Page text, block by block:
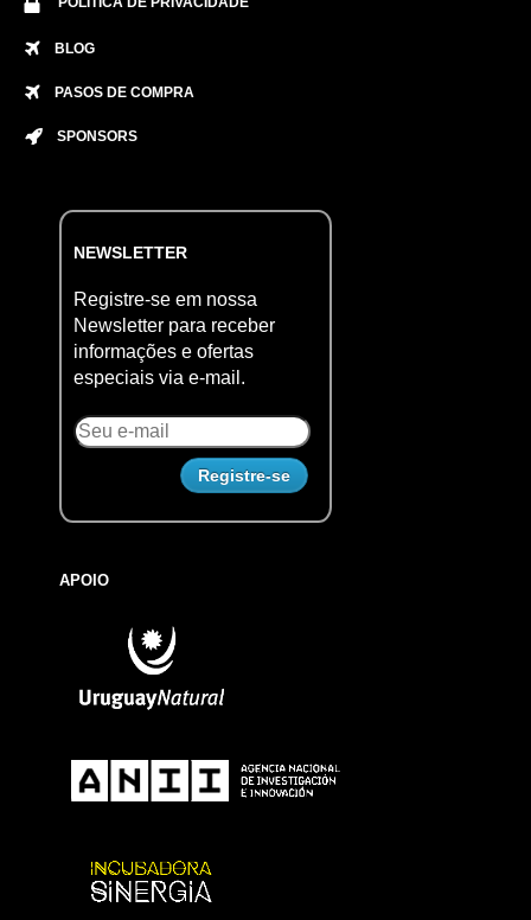
BLOG
PASOS DE COMPRA
SPONSORS
NEWSLETTER
Registre-se em nossa
Newsletter para receber
informações e ofertas
especiais via e-mail.
APOIO